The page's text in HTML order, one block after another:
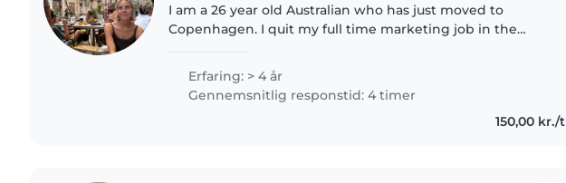
I am a 26 year old Australian who has just moved to
Copenhagen. I quit my full time marketing job in the
around Europe and South..
Erfaring: > 4 år
Gennemsnitlig responstid: 4 timer
150,00 kr./t